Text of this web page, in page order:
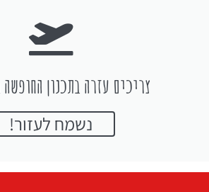
צריכים עזרה בתכנון
נשמח לעזור!